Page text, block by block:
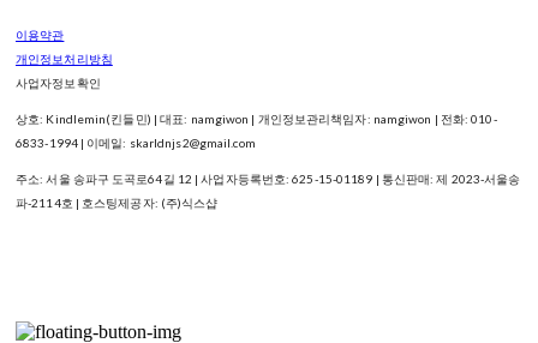
이용약관
개인정보처리방침
사업자정보확인
상호: Kindlemin(킨들민) | 대표: namgiwon | 개인정보관리책임자: namgiwon | 전화: 010-
6833-1994 | 이메일: skarldnjs2@gmail.com
주소: 서울 송파구 도곡로64길 12 | 사업자등록번호:625-15-01189 | 통신판매:제 2023-서울송
파-2114호 | 호스팅제공자: (주)식스샵